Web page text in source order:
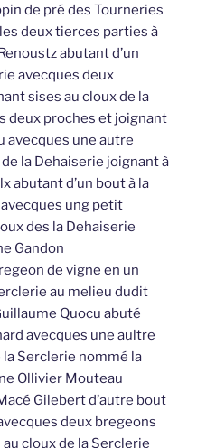
de pré des Tourneries
deux tierces parties à
abutant d’un
avecques deux
sises au cloux de la
deux proches et joignant
avecques une autre
la Dehaiserie joignant à
abutant d’un bout à la
ung petit
des la Dehaiserie
Gandon
de vigne en un
au melieu dudit
Quocu abuté
avecques une aultre
la Serclerie nommé la
Ollivier Mouteau
Gilebert d’autre bout
deux bregeons
cloux de la Serclerie